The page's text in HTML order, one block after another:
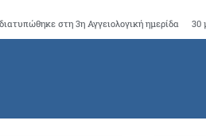
στη 3η Αγγειολογική ημερίδα